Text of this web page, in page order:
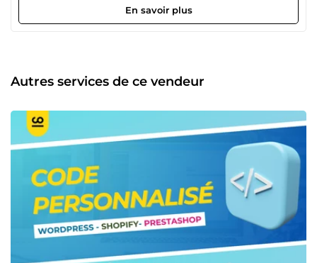
compétences : ✅ Création de sites web optimisés (vitrine,
e-commerce), ✅ Refonte de sites web optimisés (vitrine, e-
mesure ✅ Résolution de bugs ✅ Automatisation et
intégrations API Je vous accompagne avec sérieux et
projets variés. Avec moi, votre satisfaction est une priorité
garantie. 📩 Une question ? Un projet à me confier ?
N’hésitez pas à cliquer sur le bouton &quot;Me
contacter&quot; pour donner vie à votre projet. Ensemble,
nous ferons de votre projet un grand succès. 🚀
En savoir plus
Autres services de ce vendeur